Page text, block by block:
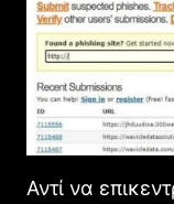
Αντί να